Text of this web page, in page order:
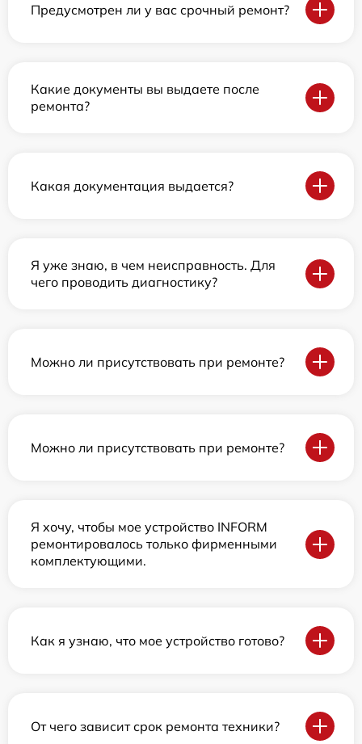
Предусмотрен ли у вас срочный ремонт?
Какие документы вы выдаете после
ремонта?
Какая документация выдается?
Я уже знаю, в чем неисправность. Для
чего проводить диагностику?
Можно ли присутствовать при ремонте?
Можно ли присутствовать при ремонте?
Я хочу, чтобы мое устройство INFORM
ремонтировалось только фирменными
комплектующими.
Как я узнаю, что мое устройство готово?
От чего зависит срок ремонта техники?